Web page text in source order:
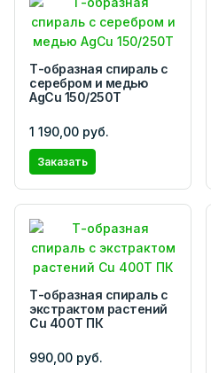
Т-образная спираль с
серебром и медью
AgCu 150/250Т
1 190,00 руб.
Заказать
Т-образная спираль с
экстрактом растений
Cu 400T ПК
990,00 руб.